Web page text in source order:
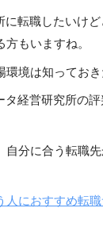
に転職したいけ
もいますね。
境は知っておき
タ経営研究所の
自分に合う転職
人におすすめ転